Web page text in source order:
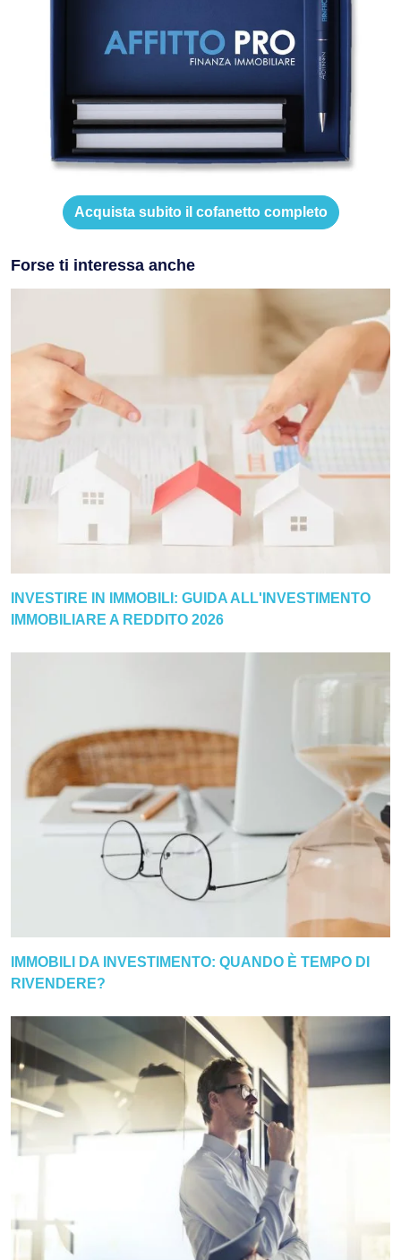
Acquista subito il cofanetto completo
Forse ti interessa anche
INVESTIRE IN IMMOBILI: GUIDA ALL'INVESTIMENTO
IMMOBILIARE A REDDITO 2026
IMMOBILI DA INVESTIMENTO: QUANDO È TEMPO DI
RIVENDERE?